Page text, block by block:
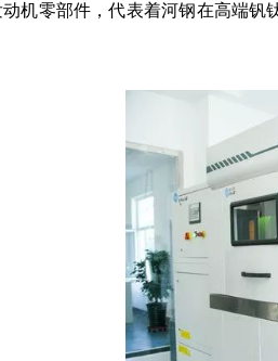
机零部件，代表着河钢在高端